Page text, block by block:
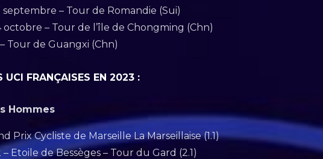
septembre – Tour de Romandie (Sui)
octobre – Tour de l’île de Chongming (Chn)
Tour de Guangxi (Chn)
UCI FRANÇAISES EN 2023 :
Hommes
Prix Cycliste de Marseille La Marseillaise (1.1)
– Etoile de Bessèges – Tour du Gard (2.1)